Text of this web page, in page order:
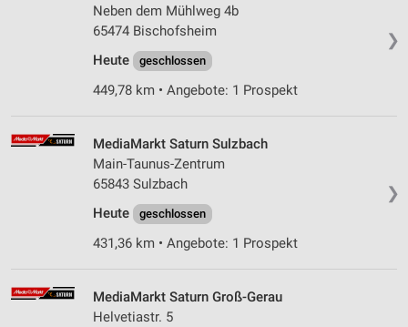
❯
Neben dem Mühlweg 4b
65474 Bischofsheim
Heute
geschlossen
449,78 km • Angebote: 1 Prospekt
❯
MediaMarkt Saturn Sulzbach
Main-Taunus-Zentrum
65843 Sulzbach
Heute
geschlossen
431,36 km • Angebote: 1 Prospekt
MediaMarkt Saturn Groß-Gerau
Helvetiastr. 5